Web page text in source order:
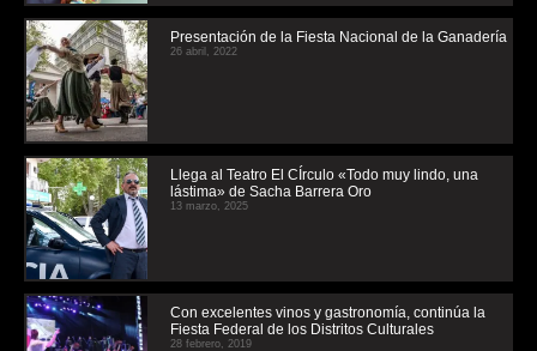
Presentación de la Fiesta Nacional de la Ganadería
26 abril, 2022
Llega al Teatro El CÍrculo «Todo muy lindo, una
lástima» de Sacha Barrera Oro
13 marzo, 2025
Con excelentes vinos y gastronomía, continúa la
Fiesta Federal de los Distritos Culturales
28 febrero, 2019